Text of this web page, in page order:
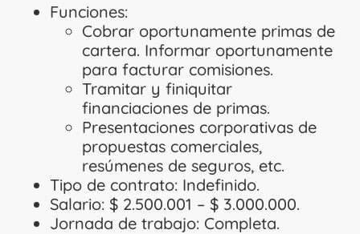
Funciones:
Cobrar oportunamente primas de
cartera. Informar oportunamente
para facturar comisiones.
Tramitar y finiquitar
financiaciones de primas.
Presentaciones corporativas de
propuestas comerciales,
resúmenes de seguros, etc.
Tipo de contrato: Indefinido.
Salario: $ 2.500.001 – $ 3.000.000.
Jornada de trabajo: Completa.